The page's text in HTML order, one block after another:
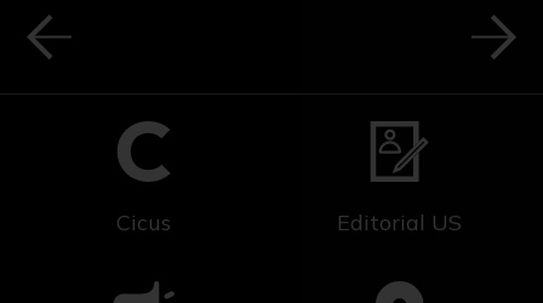
Cicus Editorial US